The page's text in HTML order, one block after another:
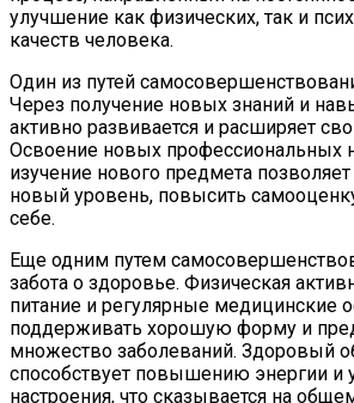
улучшение как физических, так и
качеств человека.
Один из путей
Через получение новых знаний и
активно развивается и расширяет
Освоение новых профессиональных
изучение нового предмета позволяет
новый уровень, повысить
себе.
Еще одним путем
забота о здоровье. Физическая
питание и регулярные медицинские
поддерживать хорошую форму и
множество заболеваний. Здоровый
способствует повышению энергии и
настроения, что сказывается на